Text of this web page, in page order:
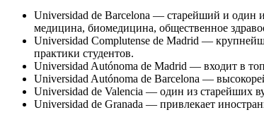
Universidad de Barcelona — старейший и один
медицина, биомедицина, общественное
Universidad Complutense de Madrid —
практики студентов.
Universidad Autónoma de Madrid — входит в
Universidad Autónoma de Barcelona —
Universidad de Valencia — один из старейших
Universidad de Granada — привлекает